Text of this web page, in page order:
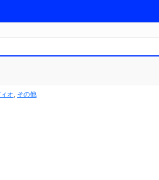
オ その他